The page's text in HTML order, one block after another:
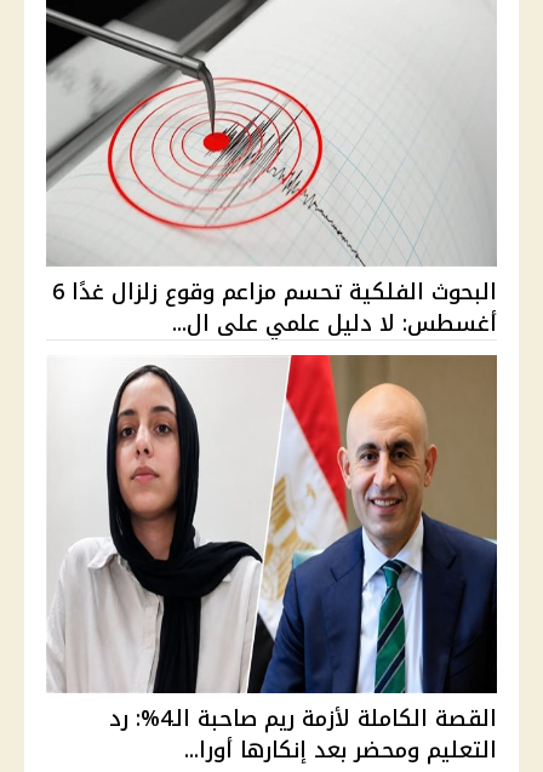
البحوث الفلكية تحسم مزاعم وقوع زلزال غدًا 6
أغسطس: لا دليل علمي على ال...
القصة الكاملة لأزمة ريم صاحبة الـ4%: رد
التعليم ومحضر بعد إنكارها أورا...